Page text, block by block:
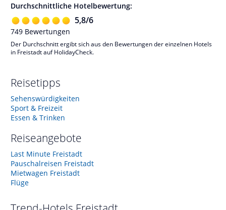
Durchschnittliche Hotelbewertung:
5,8/6
749 Bewertungen
Der Durchschnitt ergibt sich aus den Bewertungen der einzelnen Hotels
in Freistadt auf HolidayCheck.
Reisetipps
Sehenswürdigkeiten
Sport & Freizeit
Essen & Trinken
Reiseangebote
Last Minute Freistadt
Pauschalreisen Freistadt
Mietwagen Freistadt
Flüge